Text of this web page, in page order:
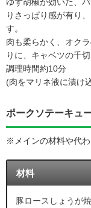
ゆず胡椒が効いた、
りさっぱり感が有り
す。
肉も柔らかく、オク
りに、キャベツの千
調理時間約10分
(肉をマリネ液に漬け
ポークソテーキュ
※メインの材料や代
材料
豚ロースしょうが